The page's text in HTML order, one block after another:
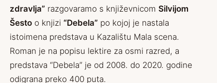
zdravlja” razgovaramo s književnicom Silvijom
Šesto o knjizi “Debela” po kojoj je nastala
istoimena predstava u Kazalištu Mala scena.
Roman je na popisu lektire za osmi razred, a
predstava “Debela” je od 2008. do 2020. godine
odigrana preko 400 puta.